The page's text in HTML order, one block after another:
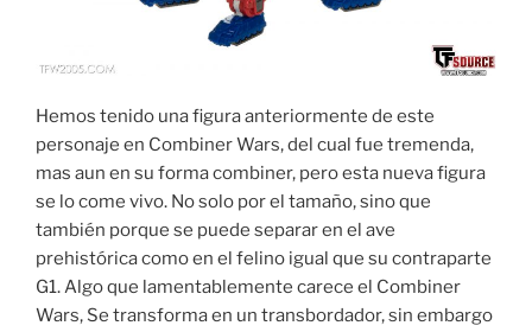
Hemos tenido una figura anteriormente de este
personaje en Combiner Wars, del cual fue tremenda,
mas aun en su forma combiner, pero esta nueva figura
se lo come vivo. No solo por el tamaño, sino que
también porque se puede separar en el ave
prehistórica como en el felino igual que su contraparte
G1. Algo que lamentablemente carece el Combiner
Wars, Se transforma en un transbordador, sin embargo